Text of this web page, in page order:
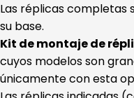
Las réplicas completas
su base.
Kit de montaje de
cuyos modelos son
únicamente con esta